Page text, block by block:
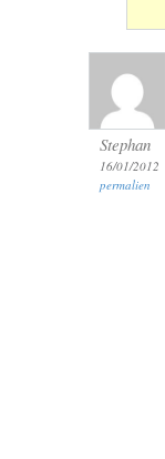
Stephan
16/01/2012
permalien